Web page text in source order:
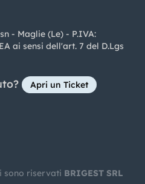
- Maglie (Le) - P.IVA:
ai sensi dell'art. 7 del D.Lgs
Apri un Ticket
sono riservati BRIGEST SRL